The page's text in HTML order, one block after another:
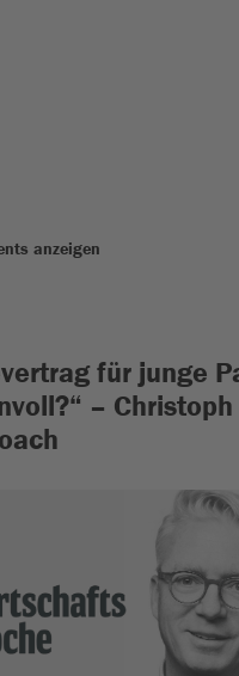
anzeigen
für junge
–